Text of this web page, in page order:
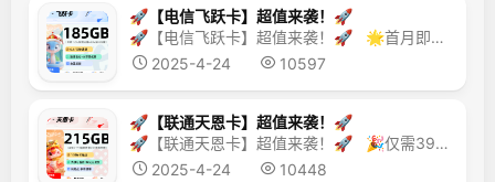
🚀【电信飞跃卡】超值来袭！🚀
🚀【电信飞跃卡】超值来袭！🚀 🌟首月即享135G流量，次月流量全到账！ 🌟29元月租，155G通用流量+30G定向流量！ 🌟超低资费，0.1元/分钟通话，沟通无忧！ 🔥自主激活，方便快捷！ 🔥流量大爆炸，畅享网络自由！ 🎉立即办理，开启你的流量盛宴！🎉 办理链接：点我下单
2025-4-24
10597
🚀【联通天恩卡】超值来袭！🚀
🚀【联通天恩卡】超值来袭！🚀 🎉仅需39元，享受215G通用流量+100分钟通话！ 🔥长期套餐，稳定可靠，告别流量焦虑！ 🌟先激活，首充后发货，自主激活，方便快捷！ 👉立即抢购，畅享无限流量！ 👉下单链接：点我下单
2025-4-24
10448